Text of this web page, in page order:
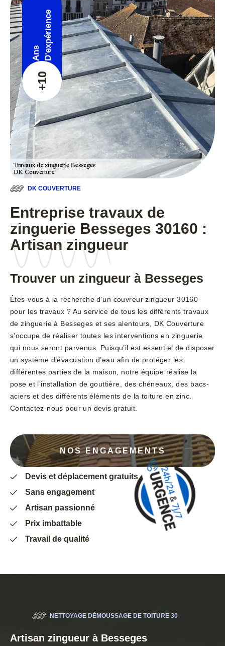
+10
Ans D'expérience
DK COUVERTURE
Entreprise travaux de
zinguerie Besseges 30160 :
Artisan zingueur
Trouver un zingueur à Besseges
Êtes-vous à la recherche d’un couvreur zingueur 30160
pour les travaux ? Au service de tous les différents travaux
de zinguerie à Besseges et ses alentours, DK Couverture
s’occupe de réaliser toutes les interventions en zinguerie
qui nous seront parvenus. Puisqu’il est essentiel de disposer
un système d’évacuation d’eau afin de protéger les
différentes parties de la maison, notre équipe réalise la
pose et l’installation de gouttière, des chéneaux, des bacs-
aciers et des différents éléments de la toiture en zinc.
Contactez-nous pour un devis gratuit.
NOS ENGAGEMENTS
Devis et déplacement gratuits
Sans engagement
Artisan passionné
Prix imbattable
Travail de qualité
NETTOYAGE DÉMOUSSAGE DE TOITURE 30
Artisan zingueur à Besseges